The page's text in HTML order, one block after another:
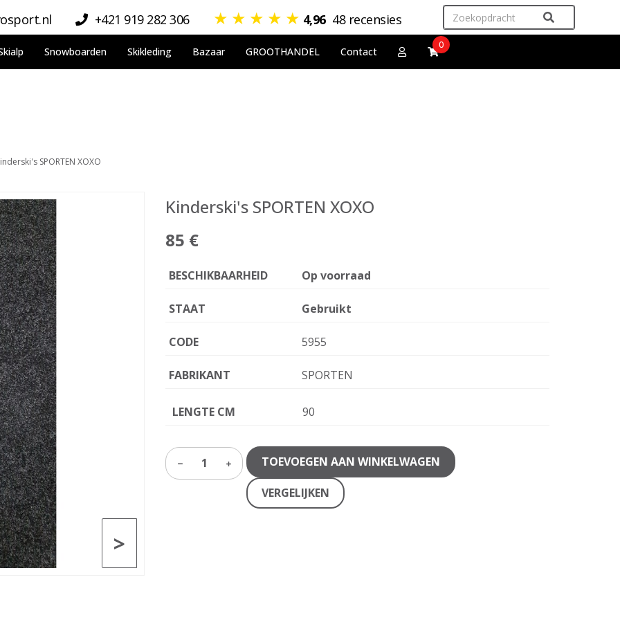
+421 919 282 306 ★ ★ ★ ★ ★ 4,96 48 recensies
Snowboarden Skikleding Bazaar GROOTHANDEL Contact
0
SPORTEN XOXO
>
Kinderski's SPORTEN XOXO
85 €
BESCHIKBAARHEID Op voorraad
STAAT Gebruikt
CODE 5955
FABRIKANT SPORTEN
LENGTE CM 90
1 TOEVOEGEN AAN WINKELWAGEN
VERGELIJKEN